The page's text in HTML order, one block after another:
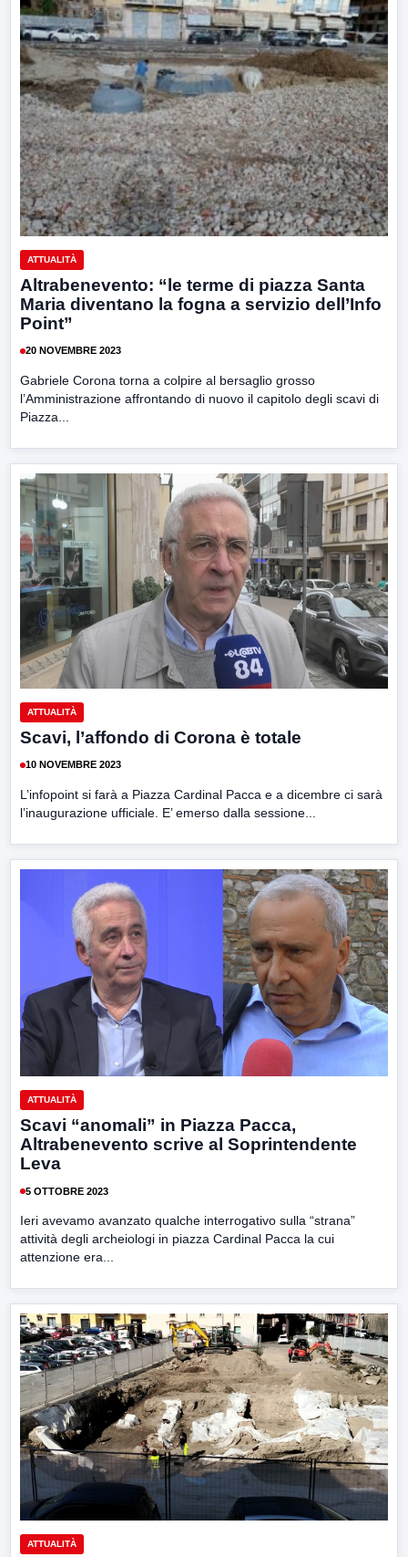
ATTUALITÀ
Altrabenevento: “le terme di piazza Santa
Maria diventano la fogna a servizio dell’Info
Point”
20 NOVEMBRE 2023
Gabriele Corona torna a colpire al bersaglio grosso
l’Amministrazione affrontando di nuovo il capitolo degli scavi di
Piazza...
ATTUALITÀ
Scavi, l’affondo di Corona è totale
10 NOVEMBRE 2023
L’infopoint si farà a Piazza Cardinal Pacca e a dicembre ci sarà
l’inaugurazione ufficiale. E’ emerso dalla sessione...
ATTUALITÀ
Scavi “anomali” in Piazza Pacca,
Altrabenevento scrive al Soprintendente
Leva
5 OTTOBRE 2023
Ieri avevamo avanzato qualche interrogativo sulla “strana”
attività degli archeiologi in piazza Cardinal Pacca la cui
attenzione era...
ATTUALITÀ